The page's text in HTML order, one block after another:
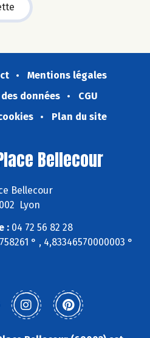
Mentions légales
données
CGU
Plan du site
Bellecour
Bellecour
Lyon
: 04 72 56 82 28
° , 4,83346570000003 °